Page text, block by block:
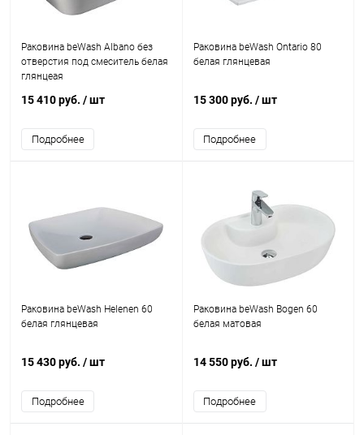
Раковина beWash Albano без
отверстия под смеситель белая
глянцеая
15 410 руб. / шт
Подробнее
Раковина beWash Ontario 80
белая глянцевая
15 300 руб. / шт
Подробнее
Раковина beWash Helenen 60
белая глянцевая
15 430 руб. / шт
Подробнее
Раковина beWash Bogen 60
белая матовая
14 550 руб. / шт
Подробнее